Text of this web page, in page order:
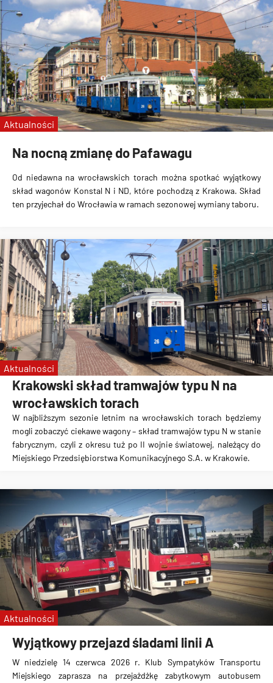
Konstal N
zabytkowe tramwaje
KSTM
linie specjalne
Wrocławskie Linie Turystyczne
MPK Kraków
Na nocną zmianę do Pafawagu
Od niedawna na wrocławskich torach można spotkać wyjątkowy
skład wagonów Konstal N i ND, które pochodzą z Krakowa. Skład
ten przyjechał do Wrocławia w ramach sezonowej wymiany taboru.
Aktualności
Krakowski skład tramwajów typu N na
wrocławskich torach
W najbliższym sezonie letnim na wrocławskich torach będziemy
mogli zobaczyć ciekawe wagony – skład tramwajów typu N w stanie
fabrycznym, czyli z okresu tuż po II wojnie światowej, należący do
Miejskiego Przedsiębiorstwa Komunikacyjnego S.A. w Krakowie.
Aktualności
Wyjątkowy przejazd śladami linii A
W niedzielę 14 czerwca 2026 r. Klub Sympatyków Transportu
Miejskiego zaprasza na przejażdżkę zabytkowym autobusem
Aktualności